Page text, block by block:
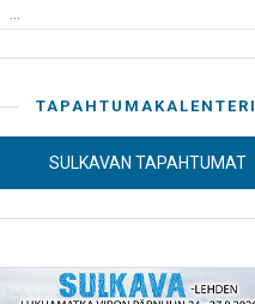
TAPAHTUMAKALENTERI
SULKAVAN TAPAHTUMAT